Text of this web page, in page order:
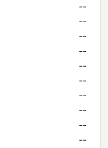
--
--
--
--
--
--
--
--
--
--